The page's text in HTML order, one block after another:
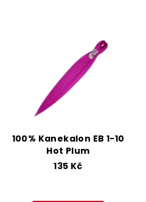
100% Kanekalon EB 1-10
Hot Plum
135 Kč